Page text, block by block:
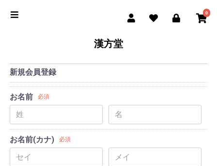
0
漢方堂
新規会員登録
お名前 必須
お名前(カナ) 必須